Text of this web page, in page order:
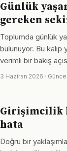
Günlük
gereken
Toplumda günlük
bulunuyor. Bu kalıp
verimli bir bakış
3 Haziran 2026 ·
Girişimcilik
hata
Doğru bir